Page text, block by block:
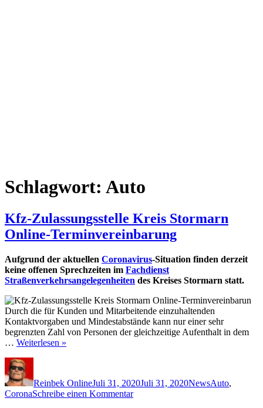
Schlagwort: Auto
Kfz-Zulassungsstelle Kreis Stormarn
Online-Terminvereinbarung
Aufgrund der aktuellen Coronavirus-Situation finden derzeit
keine offenen Sprechzeiten im Fachdienst
Straßenverkehrsangelegenheiten des Kreises Stormarn statt.
Durch die für Kunden und Mitarbeitende einzuhaltenden
Kontaktvorgaben und Mindestabstände kann nur einer sehr
begrenzten Zahl von Personen der gleichzeitige Aufenthalt in dem
… Weiterlesen »
Reinbek OnlineJuli 31, 2020Juli 31, 2020NewsAuto,
CoronaSchreibe einen Kommentarzu